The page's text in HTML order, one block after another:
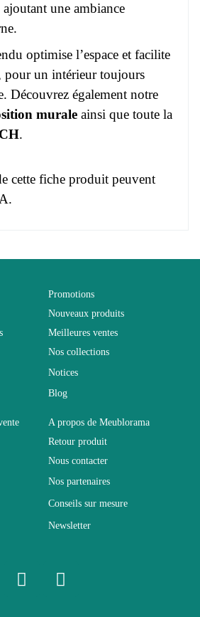
une ambiance
optimise l’espace et facilite
pour un intérieur toujours
Découvrez également notre
murale ainsi que toute la
.
cette fiche produit peuvent
Adulte
SWITCH
Marron - Bois
340x150x40
Electrique
Non Empilable
pour laisser un avis
Promotions
Nouveaux produits
Meilleures ventes
Nos collections
Notices
Blog
A propos de Meublorama
Retour produit
Nous contacter
Nos partenaires
Conseils sur mesure
Newsletter